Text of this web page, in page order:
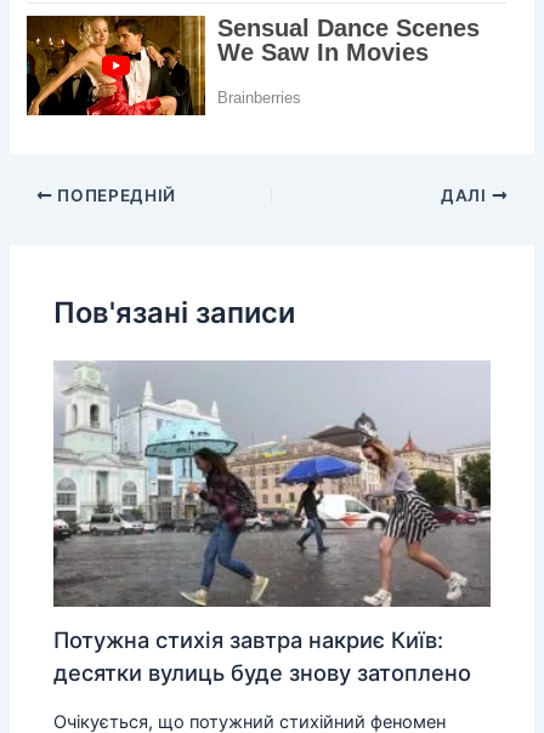
ПОПЕРЕДНІЙ ДАЛІ
Пов'язані записи
Потужна стихія завтра накриє Київ:
десятки вулиць буде знову затоплено
Очікується, що потужний стихійний феномен